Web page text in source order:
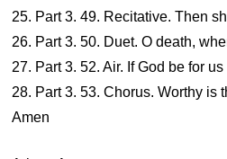
25. Part 3. 49. Recitative. Then
26. Part 3. 50. Duet. O death,
27. Part 3. 52. Air. If God be for us
28. Part 3. 53. Chorus. Worthy is
Amen